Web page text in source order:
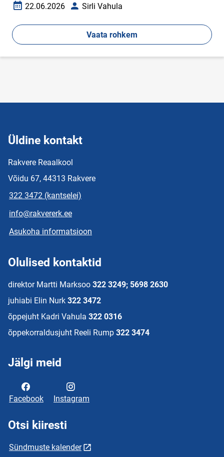
Loomise kuupäev
22.06.2026 AutorSirli Vahula
Vaata rohkem
Üldine kontakt
Rakvere Reaalkool
Võidu 67, 44313 Rakvere
322 3472 (kantselei)
info@rakvererk.ee
Asukoha informatsioon
Olulised kontaktid
direktor Martti Marksoo 322 3249; 5698 2630
juhiabi Elin Nurk 322 3472
õppejuht Kadri Vahula 322 0316
õppekorraldusjuht Reeli Rump 322 3474
Jälgi meid
Facebook Instagram
Otsi kiiresti
Sündmuste kalender